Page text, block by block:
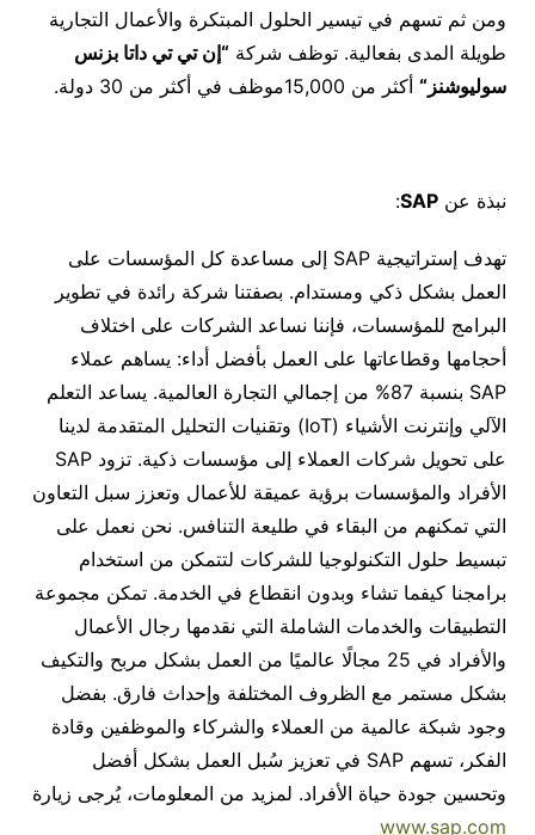
ومن ثم تسهم في تيسير الحلول المبتكرة والأعمال التجارية
طويلة المدى بفعالية. توظف شركة “إن تي تي داتا بزنس
سوليوشنز “أكثر من 15,000موظف في أكثر من 30 دولة.
نبذة عن SAP
:
تهدف إستراتيجية SAP إلى مساعدة كل المؤسسات على
العمل بشكل ذكي ومستدام. بصفتنا شركة رائدة في تطوير
البرامج للمؤسسات، فإننا نساعد الشركات على اختلاف
أحجامها وقطاعاتها على العمل بأفضل أداء: يساهم عملاء
SAP بنسبة 87% من إجمالي التجارة العالمية. يساعد التعلم
الآلي وإنترنت الأشياء (IoT) وتقنيات التحليل المتقدمة لدينا
على تحويل شركات العملاء إلى مؤسسات ذكية. تزود SAP
الأفراد والمؤسسات برؤية عميقة للأعمال وتعزز سبل التعاون
التي تمكنهم من البقاء في طليعة التنافس. نحن نعمل على
تبسيط حلول التكنولوجيا للشركات لتتمكن من استخدام
برامجنا كيفما تشاء وبدون انقطاع في الخدمة. تمكن مجموعة
التطبيقات والخدمات الشاملة التي نقدمها رجال الأعمال
والأفراد في 25 مجالًا عالميًا من العمل بشكل مربح والتكيف
بشكل مستمر مع الظروف المختلفة وإحداث فارق. بفضل
وجود شبكة عالمية من العملاء والشركاء والموظفين وقادة
الفكر، تسهم SAP في تعزيز سُبل العمل بشكل أفضل
وتحسين جودة حياة الأفراد. لمزيد من المعلومات، يُرجى زيارة
www.sap.com